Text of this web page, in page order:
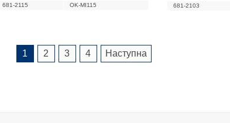
681-2115 OK-MI115 681-2103
1 2 3 4
Наступна